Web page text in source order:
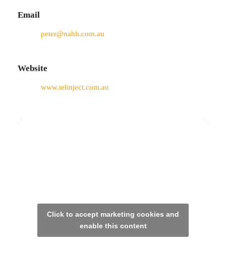
Email
peter@nahh.com.au
Website
www.telinject.com.au
Click to accept marketing cookies and
enable this content